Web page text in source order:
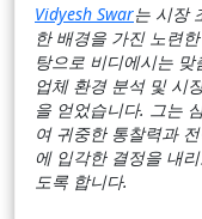
Vidyesh Swar는 시장
한 배경을 가진 노련
탕으로 비디에시는
업체 환경 분석 및 시
을 얻었습니다. 그는
여 귀중한 통찰력과
에 입각한 결정을 내
도록 합니다.